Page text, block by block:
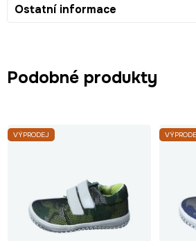
Ostatní informace
Podobné produkty
VÝPRODEJ